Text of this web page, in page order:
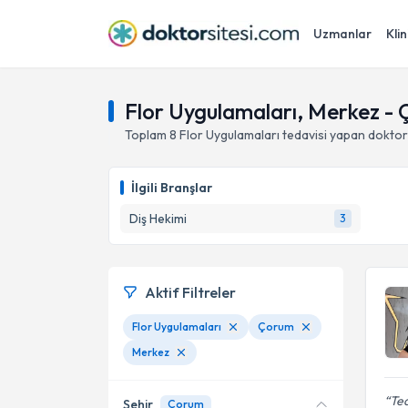
Uzmanlar
Flor Uygulamaları, Merkez -
Toplam 8 Flor Uygulamaları tedavisi yapan
İlgili Branşlar
Diş Hekimi
3
Aktif Filtreler
Flor Uygulamaları
Çorum
Merkez
Şehir Çorum